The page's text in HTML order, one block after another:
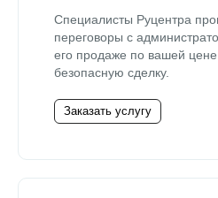
Специалисты Руцентра
переговоры с
его продаже по вашей
безопасную сделку.
Заказать услугу